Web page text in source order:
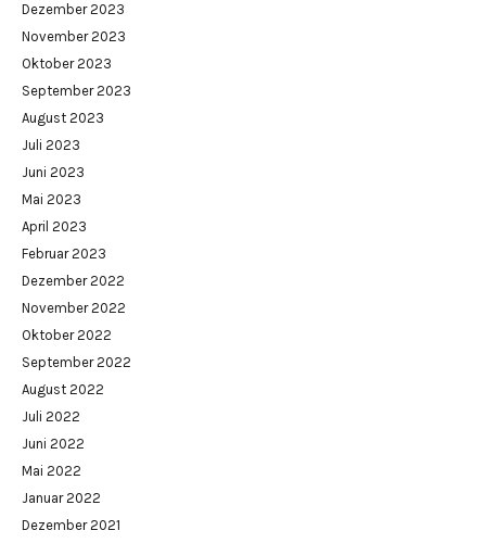
Dezember 2023
November 2023
Oktober 2023
September 2023
August 2023
Juli 2023
Juni 2023
Mai 2023
April 2023
Februar 2023
Dezember 2022
November 2022
Oktober 2022
September 2022
August 2022
Juli 2022
Juni 2022
Mai 2022
Januar 2022
Dezember 2021